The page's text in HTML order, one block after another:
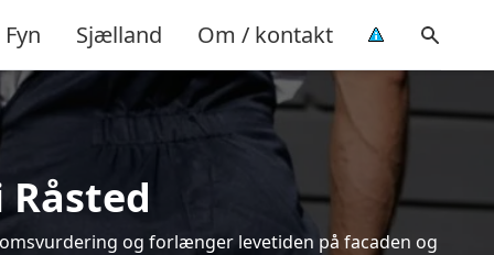
Fyn Sjælland Om / kontakt
og forlænger levetiden på facaden og